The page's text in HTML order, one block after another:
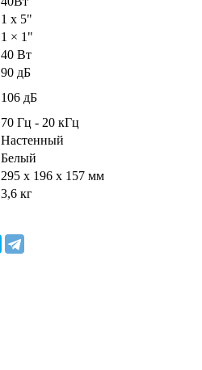
1 х 5"
1 × 1"
40 Вт
90 дБ
106 дБ
70 Гц - 20 кГц
Настенный
Белый
295 х 196 х 157 мм
3,6 кг